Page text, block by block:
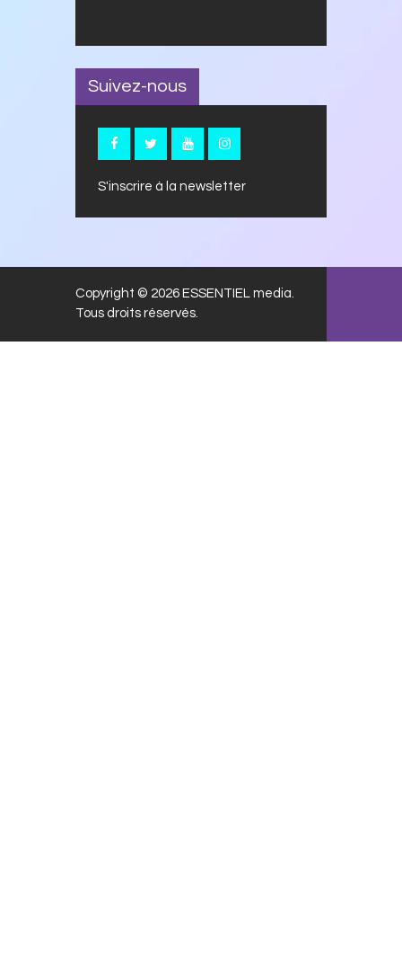
Suivez-nous
S'inscrire à la newsletter
Copyright © 2026 ESSENTIEL media.
Tous droits réservés.